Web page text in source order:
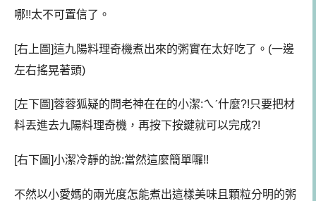
哪!!太不可置信了。
[右上圖]這九陽料理奇機煮出來的粥實在太好吃了。(一邊
左右搖晃著頭)
[左下圖]蓉蓉狐疑的問老神在在的小潔:ㄟˊ什麼?!只要把材
料丟進去九陽料理奇機，再按下按鍵就可以完成?!
[右下圖]小潔冷靜的說:當然這麼簡單囉!!
不然以小愛媽的兩光度怎能煮出這樣美味且顆粒分明的粥